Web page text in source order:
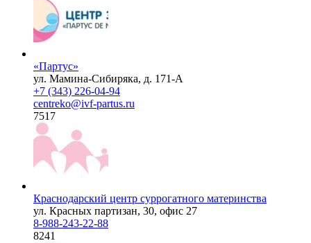
«Партус»
ул. Мамина-Сибиряка, д. 171-А
+7 (343) 226-04-94
centreko@ivf-partus.ru
7517
Краснодарский центр суррогатного материнства
ул. Красных партизан, 30, офис 27
8-988-243-22-88
8241